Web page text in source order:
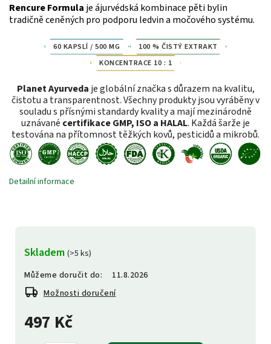
497 Kč
Skladem (>5 ks)
Můžeme doručit do:
11.8.2026
Možnosti doručení
Rencure Formula je ájurvédská kombinace pěti bylin
tradičně ceněných pro podporu ledvin a močového systému.
60 KAPSLÍ / 500 MG
100 % ČISTÝ EXTRAKT
KONCENTRACE 10 : 1
Planet Ayurveda je globální značka s důrazem na kvalitu,
čistotu a transparentnost. Všechny produkty jsou vyráběny v
souladu s přísnými standardy kvality a mají mezinárodně
uznávané certifikace GMP, ISO a HALAL. Každá šarže je
testována na přítomnost těžkých kovů, pesticidů a mikrobů.
Detailní informace